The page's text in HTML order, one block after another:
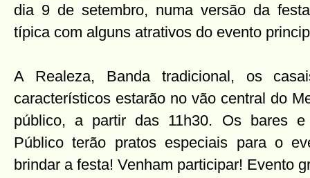
dia 9 de setembro, numa versão da festa
típica com alguns atrativos do evento
A Realeza, Banda tradicional, os
característicos estarão no vão central do
público, a partir das 11h30. Os bares e
Público terão pratos especiais para o
brindar a festa! Venham participar! Evento